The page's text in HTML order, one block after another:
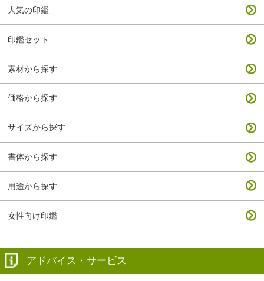
人気の印鑑
印鑑セット
素材から探す
価格から探す
サイズから探す
書体から探す
用途から探す
女性向け印鑑
アドバイス・サービス